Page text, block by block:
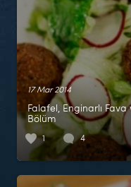
17 Mar 2014
Falafel, Enginarlı
Bölüm
1 4